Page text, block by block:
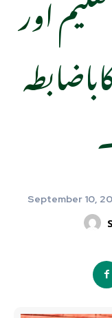
September 10,